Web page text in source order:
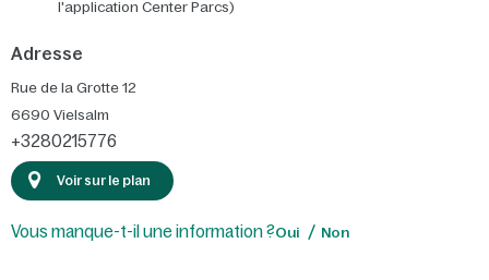
l'application Center Parcs)
Adresse
Rue de la Grotte 12
6690 Vielsalm
+3280215776
Voir sur le plan
Vous manque-t-il une information ?Oui Non